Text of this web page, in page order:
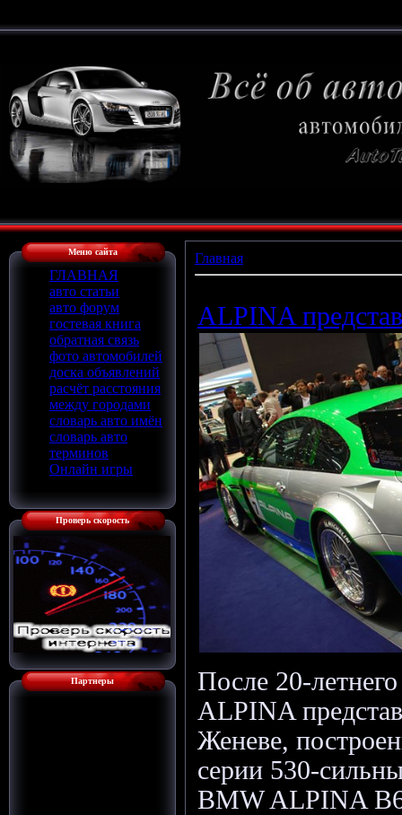
Меню сайта
ГЛАВНАЯ
авто статьи
авто форум
гостевая книга
обратная связь
фото автомобилей
доска объявлений
расчёт расстояния
между городами
словарь авто имён
словарь авто
терминов
Онлайн игры
Проверь скорость
Партнеры
Главная
ALPINA
После 20-
ALPINA
Женеве,
серии 530-
BMW ALPINA